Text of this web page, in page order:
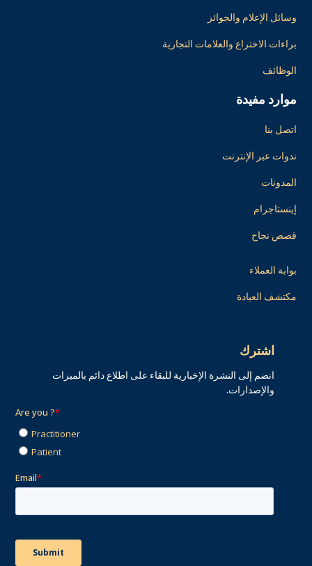
وسائل الإعلام والجوائز
براءات الاختراع والعلامات التجارية
الوظائف
موارد مفيدة
اتصل بنا
ندوات عبر الإنترنت
المدونات
إينستاجرام
قصص نجاح
بوابة العملاء
مكتشف العيادة
اشترك
انضم إلى النشرة الإخبارية للبقاء على اطلاع دائم بالميزات
والإصدارات.